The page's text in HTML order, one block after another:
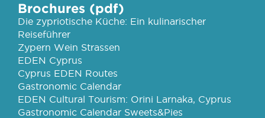
Brochures (pdf)
Die zypriotische Küche: Ein kulinarischer
Reiseführer
Zypern Wein Strassen
EDEN Cyprus
Cyprus EDEN Routes
Gastronomic Calendar
EDEN Cultural Tourism: Orini Larnaka, Cyprus
Gastronomic Calendar Sweets&Pies